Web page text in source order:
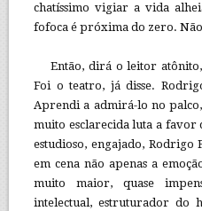
chatíssimo vigiar a vida
fofoca é próxima do zero.
Então, dirá o leitor
Foi o teatro, já disse.
Aprendi a admirá-lo no
muito esclarecida luta a
estudioso, engajado, Rodrigo
em cena não apenas a
muito maior, quase
intelectual, estruturador do